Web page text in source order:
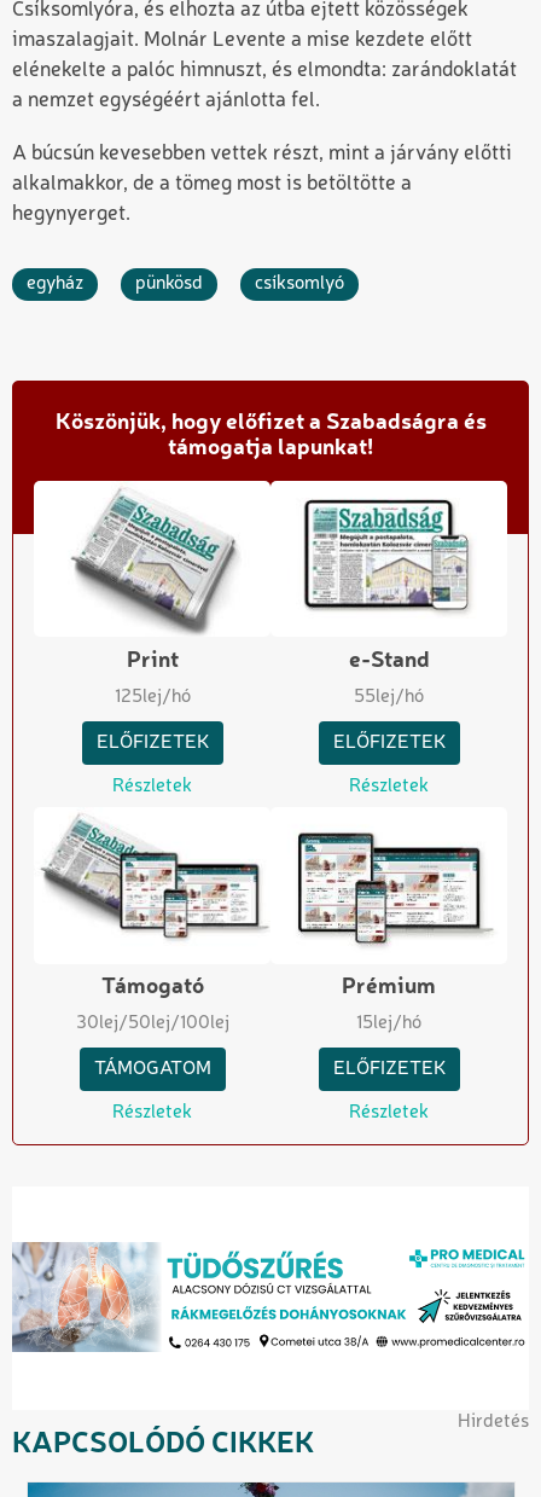
Csíksomlyóra, és elhozta az útba ejtett közösségek
imaszalagjait. Molnár Levente a mise kezdete előtt
elénekelte a palóc himnuszt, és elmondta: zarándoklatát
a nemzet egységéért ajánlotta fel.
A búcsún kevesebben vettek részt, mint a járvány előtti
alkalmakkor, de a tömeg most is betöltötte a
hegynyerget.
egyház pünkösd csíksomlyó
Köszönjük, hogy előfizet a Szabadságra és
támogatja lapunkat!
Print
125lej/hó
ELŐFIZETEK
Részletek
e-Stand
55lej/hó
ELŐFIZETEK
Részletek
Támogató
30lej/50lej/100lej
TÁMOGATOM
Részletek
Prémium
15lej/hó
ELŐFIZETEK
Részletek
Hirdetés
KAPCSOLÓDÓ CIKKEK